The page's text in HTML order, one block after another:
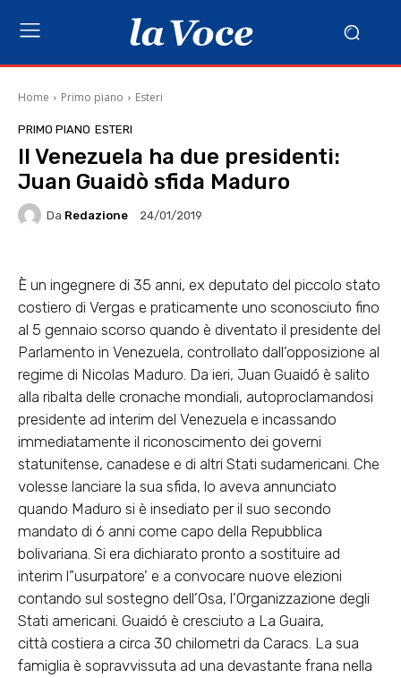
Home Primo piano Esteri
PRIMO PIANO ESTERI
Il Venezuela ha due presidenti:
Juan Guaidò sfida Maduro
Da Redazione 24/01/2019
È un ingegnere di 35 anni, ex deputato del piccolo stato
costiero di Vergas e praticamente uno sconosciuto fino
al 5 gennaio scorso quando è diventato il presidente del
Parlamento in Venezuela, controllato dall’opposizione al
regime di Nicolas Maduro. Da ieri, Juan Guaidó è salito
alla ribalta delle cronache mondiali, autoproclamandosi
presidente ad interim del Venezuela e incassando
immediatamente il riconoscimento dei governi
statunitense, canadese e di altri Stati sudamericani. Che
volesse lanciare la sua sfida, lo aveva annunciato
quando Maduro si è insediato per il suo secondo
mandato di 6 anni come capo della Repubblica
bolivariana. Si era dichiarato pronto a sostituire ad
interim l”usurpatore’ e a convocare nuove elezioni
contando sul sostegno dell’Osa, l’Organizzazione degli
Stati americani. Guaidó è cresciuto a La Guaira,
città costiera a circa 30 chilometri da Caracs. La sua
famiglia è sopravvissuta ad una devastante frana nella